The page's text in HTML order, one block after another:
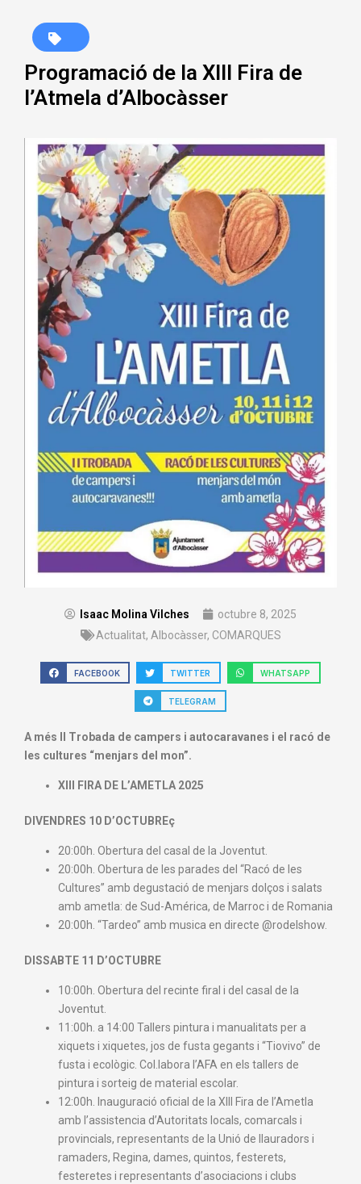
Programació de la XIII Fira de
l’Atmela d’Albocàsser
Isaac Molina Vilches
octubre 8, 2025
Actualitat, Albocàsser, COMARQUES
FACEBOOK TWITTER WHATSAPP
TELEGRAM
A més II Trobada de campers i autocaravanes i el racó de
les cultures “menjars del mon”.
XIII ⁠FIRA DE L’AMETLA 2025
DIVENDRES 10 D’OCTUBREç
20:00h. Obertura del casal de la Joventut.
20:00h. Obertura de les parades del “Racó de les
Cultures” amb degustació de menjars dolços i salats
amb ametla: de Sud-América, de Marroc i de Romania
20:00h. “Tardeo” amb musica en directe @rodelshow.
DISSABTE 11 D’OCTUBRE
10:00h. Obertura del recinte firal i del casal de la
Joventut.
11:00h. a 14:00 Tallers pintura i manualitats per a
xiquets i xiquetes, jos de fusta gegants i “Tiovivo” de
fusta i ecològic. Col.labora l’AFA en els tallers de
pintura i sorteig de material escolar.
12:00h. Inauguració oficial de la XIII Fira de l’Ametla
amb l’assistencia d’Autoritats locals, comarcals i
provincials, representants de la Unió de llauradors i
ramaders, Regina, dames, quintos, festerets,
festeretes i representants d’asociacions i clubs